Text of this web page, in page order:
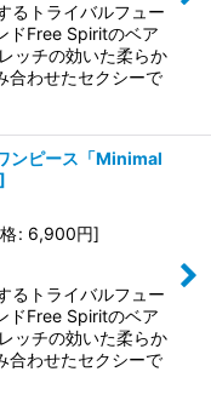
るトライバルフュー
ドFree Spiritのベア
ッチの効いた柔らか
合わせたセクシーで
ンピース「Minimal
]
: 6,900円]
るトライバルフュー
ドFree Spiritのベア
ッチの効いた柔らか
合わせたセクシーで